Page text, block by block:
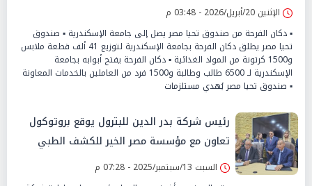
الإثنين 20/أبريل/2026 - 03:48 م
▪︎ دكان الفرحة من صندوق تحيا مصر يصل إلى جامعة الإسكندرية ▪︎ صندوق
تحيا مصر يطلق دكان الفرحة بجامعة الإسكندرية لتوزيع 41 ألف قطعة ملابس
و1500 كرتونة من المواد الغذائية ▪︎ دكان الفرحة يفتح أبوابه بجامعة
الإسكندرية لـ 6500 طالب وطالبة و1500 فرد من العاملين بالخدمات المعاونة
▪︎ صندوق تحيا مصر يُهدي مستلزمات
رئيس شركة بدر الدين للبترول يوقع بروتوكول
تعاون مع مؤسسة مصر الخير للكشف الطبي
تخصصات
السبت 13/سبتمبر/2025 - 07:28 م